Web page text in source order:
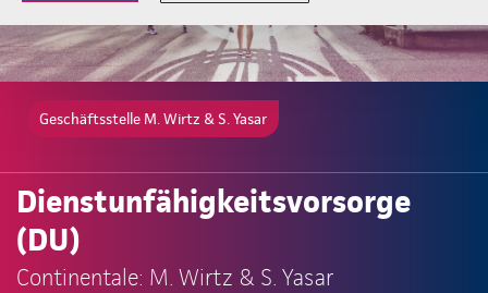
Geschäftsstelle M. Wirtz & S. Yasar
Dienstunfähigkeitsvorsorge
(DU)
Continentale: M. Wirtz & S. Yasar